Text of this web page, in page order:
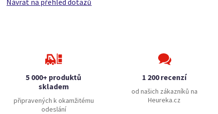
Návrat na přehled dotazů
5 000+ produktů
skladem
připravených k okamžitému
odeslání
1 200 recenzí
od našich zákazníků na
Heureka.cz